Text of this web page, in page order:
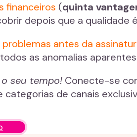
financeiros (quinta
depois que a
antes da
as anomalias
seu tempo! Conecte-se
categorias de canais